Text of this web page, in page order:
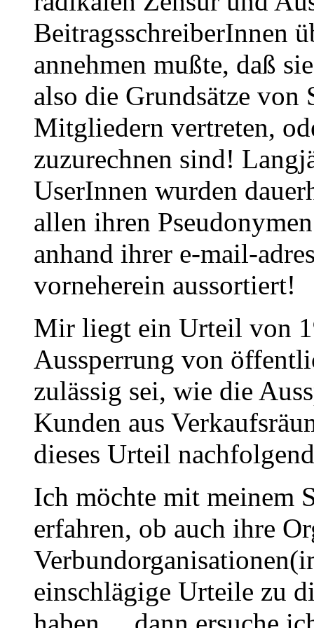
BeitragsschreiberInnen
annehmen mußte, daß
also die Grundsätze
Mitgliedern vertreten,
zuzurechnen sind!
UserInnen wurden
allen ihren
anhand ihrer e-mail-
vorneherein aussortiert!
Mir liegt ein Urteil von
Aussperrung von
zulässig sei, wie die
Kunden aus
dieses Urteil
Ich möchte mit meinem
erfahren, ob auch ihre
einschlägige Urteile zu